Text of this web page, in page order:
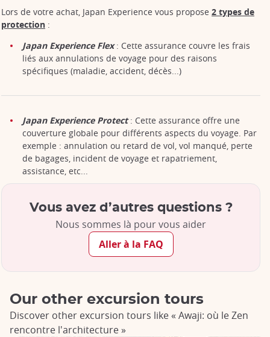
Lors de votre achat, Japan Experience vous propose 2 types de
protection :
Japan Experience Flex: Cette assurance couvre les frais
liés aux annulations de voyage pour des raisons
spécifiques (maladie, accident, décès...)
Japan Experience Protect: Cette assurance offre une
couverture globale pour différents aspects du voyage. Par
exemple : annulation ou retard de vol, vol manqué, perte
de bagages, incident de voyage et rapatriement,
assistance, etc...
Vous avez d’autres questions ?
Nous sommes là pour vous aider
Aller à la FAQ
Our other excursion tours
Discover other excursion tours like « Awaji: où le Zen
rencontre l'architecture »